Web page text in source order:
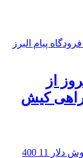
از
راهی کیش